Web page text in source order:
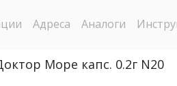
Адреса Аналоги
Море капс. 0.2г N20